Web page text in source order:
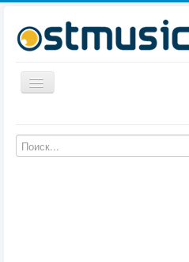
Включить/выключить навигацию
Музыка из мультфильмов